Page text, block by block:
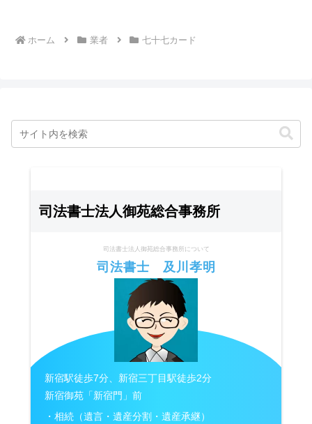
ホーム 業者 七十七カード
司法書士法人御苑総合事務所
司法書士法人御苑総合事務所について
司法書士 及川孝明
新宿駅徒歩7分、新宿三丁目駅徒歩2分
新宿御苑「新宿門」前
・相続（遺言・遺産分割・遺産承継）